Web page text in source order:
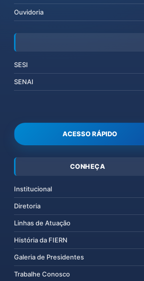
Ouvidoria
SESI
SENAI
ACESSO RÁPIDO
CONHEÇA
Institucional
Diretoria
Linhas de Atuação
História da FIERN
Galeria de Presidentes
Trabalhe Conosco